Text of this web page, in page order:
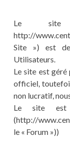
Le site
http://
Site ») est
Utilisateurs.
Le site est géré
officiel,
non lucratif,
Le site est
(http://
le « Forum »))